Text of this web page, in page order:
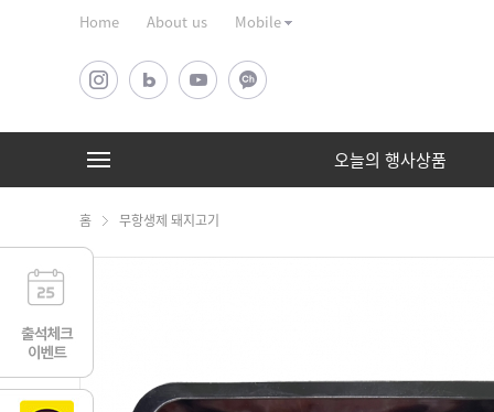
Home About us Mobile
오늘의 행사상품
오늘의 행사상품
홈 무항생제 돼지고기